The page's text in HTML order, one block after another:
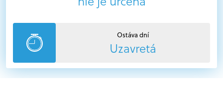
Ostáva dní
Uzavretá